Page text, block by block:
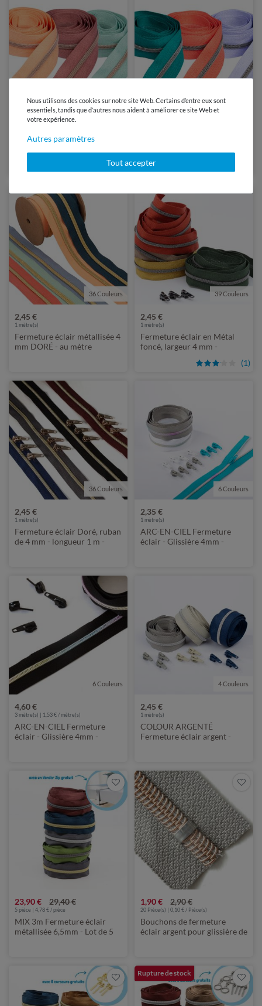
34 Couleurs
2,45 €
Fermeture éclair métallisée 4
mm CUIVRÉ - au mètre
39 Couleurs
mm METAL FONCÉ - au
mètre
36 Couleurs
2,45 €
1 mètre(s)
Fermeture éclair métallisée 4
mm DORÉ - au mètre
39 Couleurs
2,45 €
(1)
1 mètre(s)
Fermeture éclair en Métal
foncé, largeur 4 mm -
36 Couleurs
2,45 €
1 mètre(s)
Fermeture éclair Doré, ruban
de 4 mm - longueur 1 m -
6 Couleurs
2,35 €
1 mètre(s)
ARC-EN-CIEL Fermeture
éclair - Glissière 4mm -
6 Couleurs
4,60 €
3mètre(s) | 1,53 € / mètre(s)
ARC-EN-CIEL Fermeture
éclair - Glissière 4mm -
4 Couleurs
2,45 €
1 mètre(s)
COLOUR ARGENTÉ
Fermeture éclair argent -
23,90 € 29,40 €
5 pièce | 4,78 € / pièce
MIX 3m Fermeture éclair
métallisée 6,5mm - Lot de 5
1,90 € 2,90 €
20 Pièce(s) | 0,10 € / Pièce(s)
Bouchons de fermeture
éclair argent pour glissière de
Rupture de stock
Nous utilisons des cookies sur notre site Web. Certains d’entre eux sont
essentiels, tandis que d’autres nous aident à améliorer ce site Web et
votre expérience.
Autres paramètres
Tout accepter